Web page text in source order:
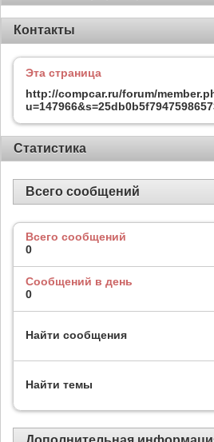
Контакты
Эта страница
http://compcar.ru/forum/
Статистика
Всего сообщений
Всего сообщений
0
Сообщений в день
0
Найти сообщения
Найти темы